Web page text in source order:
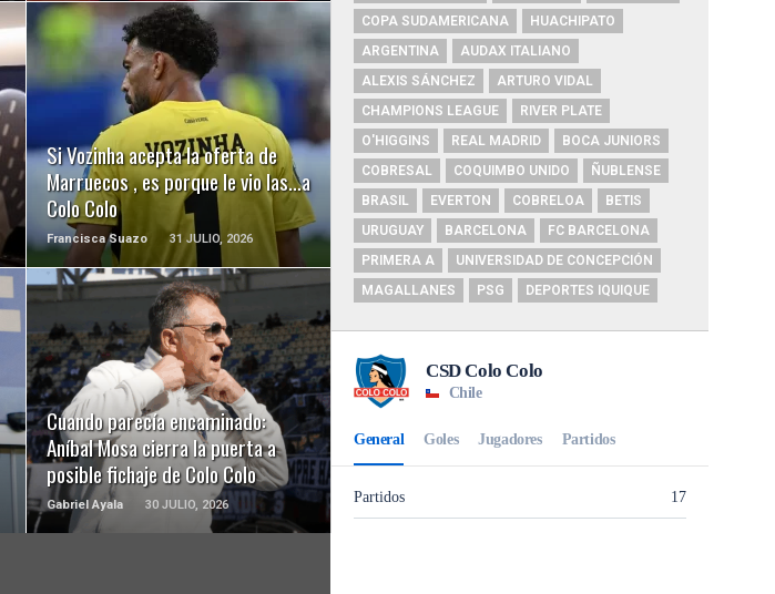
Si Vozinha acepta la oferta de
Marruecos , es porque le vio las…a
Colo Colo
Francisca Suazo 31 JULIO, 2026
LEER MÁS
Cuando parecía encaminado:
Aníbal Mosa cierra la puerta a
posible fichaje de Colo Colo
Gabriel Ayala 30 JULIO, 2026
LEER MÁS
COPA SUDAMERICANA
HUACHIPATO
ARGENTINA
AUDAX ITALIANO
ALEXIS SÁNCHEZ
ARTURO VIDAL
CHAMPIONS LEAGUE
RIVER PLATE
O'HIGGINS
REAL MADRID
BOCA JUNIORS
COBRESAL
COQUIMBO UNIDO
ÑUBLENSE
BRASIL
EVERTON COBRELOA
BETIS
URUGUAY
BARCELONA
FC BARCELONA
PRIMERA A
UNIVERSIDAD DE CONCEPCIÓN
MAGALLANES
PSG DEPORTES IQUIQUE